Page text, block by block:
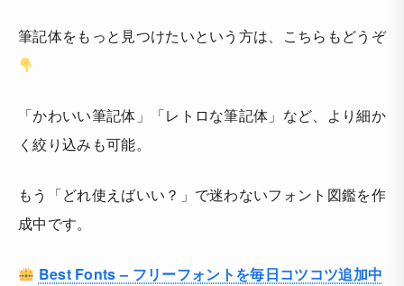
筆記体をもっと見つけたいという方は、こちらもどうぞ
「かわいい筆記体」「レトロな筆記体」など、より細か
く絞り込みも可能。
もう「どれ使えばいい？」で迷わないフォント図鑑を作
成中です。
Best Fonts – フリーフォントを毎日コツコツ追加中